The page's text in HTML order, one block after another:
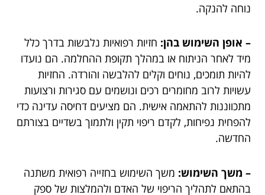
נוחה להנקה.
– אופן השימוש בהן: חזיות רפואיות נלבשות בדרך כלל
מיד לאחר הניתוח או במהלך תקופת ההחלמה. הם נועדו
להיות תומכים, נוחים וקלים להלבשה והורדה. החזיות
עשויות לרוב מחומרים רכים ונושמים עם סגירות ורצועות
מתכווננות להתאמה אישית. הם מציעים דחיסה עדינה כדי
להפחית נפיחות, לקדם ריפוי תקין ולתמוך בשדיים בצורתם
החדשה.
– משך השימוש: משך השימוש בחזייה רפואית משתנה
בהתאם לתהליך הריפוי של האדם ולהמלצות של ספק